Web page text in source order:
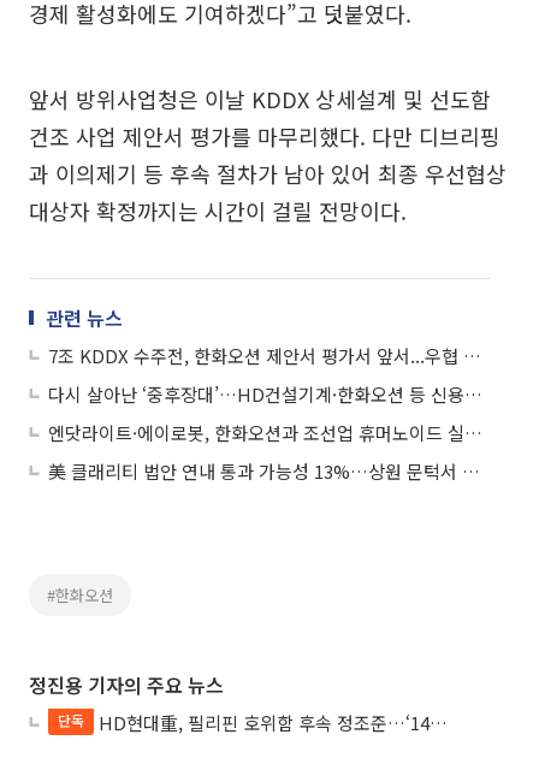
경제 활성화에도 기여하겠다”고 덧붙였다.
앞서 방위사업청은 이날 KDDX 상세설계 및 선도함
건조 사업 제안서 평가를 마무리했다. 다만 디브리핑
과 이의제기 등 후속 절차가 남아 있어 최종 우선협상
대상자 확정까지는 시간이 걸릴 전망이다.
관련 뉴스
7조 KDDX 수주전, 한화오션 제안서 평가서 앞서...우협 선정 유력
다시 살아난 ‘중후장대’…HD건설기계·한화오션 등 신용도 상승 랠리
엔닷라이트·에이로봇, 한화오션과 조선업 휴머노이드 실증 추진
美 클래리티 법안 연내 통과 가능성 13%…상원 문턱서 제동
#한화오션
정진용 기자의 주요 뉴스
단독 HD현대重, 필리핀 호위함 후속 정조준…‘14척+α’ 싹쓸이 노린다